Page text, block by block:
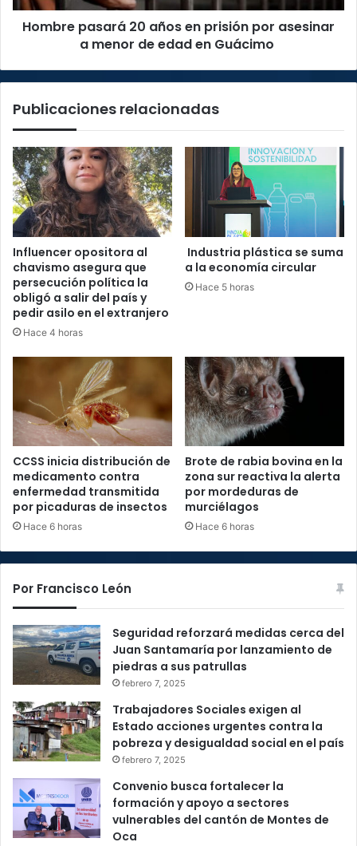
a
menor
Hombre pasará 20 años en prisión por asesinar
a menor de edad en Guácimo
Publicaciones relacionadas
Influencer opositora al
chavismo asegura que
persecución política la
obligó a salir del país y
pedir asilo en el extranjero
Hace 4 horas
Industria plástica se suma
a la economía circular
Hace 5 horas
CCSS inicia distribución de
medicamento contra
enfermedad transmitida
por picaduras de insectos
Hace 6 horas
Brote de rabia bovina en la
zona sur reactiva la alerta
por mordeduras de
murciélagos
Hace 6 horas
Por Francisco León
Seguridad reforzará medidas cerca del
Juan Santamaría por lanzamiento de
piedras a sus patrullas
febrero 7, 2025
Trabajadores Sociales exigen al
Estado acciones urgentes contra la
pobreza y desigualdad social en el país
febrero 7, 2025
Convenio busca fortalecer la
formación y apoyo a sectores
vulnerables del cantón de Montes de
Oca